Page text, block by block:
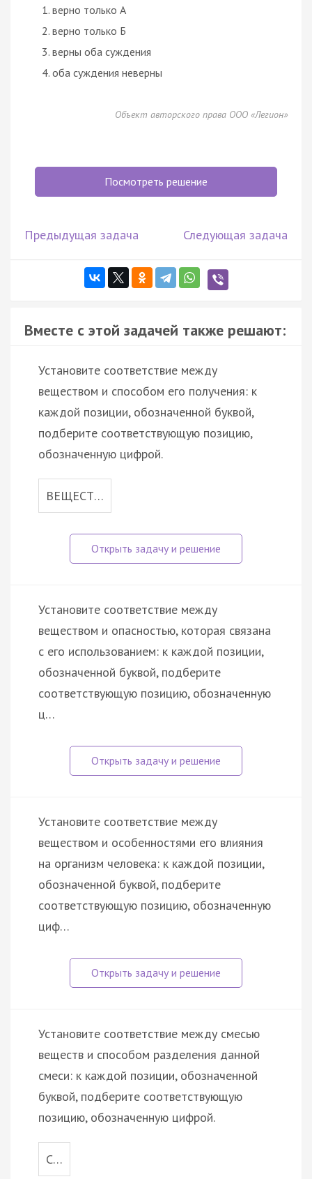
верно только А
верно только Б
верны оба суждения
оба суждения неверны
Объект авторского права ООО «Легион»
Посмотреть решение
Предыдущая задача Следующая задача
Вместе с этой задачей также решают:
Установите соответствие между
веществом и способом его получения: к
каждой позиции, обозначенной буквой,
подберите соответствующую позицию,
обозначенную цифрой.
ВЕЩЕСТ…
Установите соответствие между
веществом и опасностью, которая связана
с его использованием: к каждой позиции,
обозначенной буквой, подберите
соответствующую позицию, обозначенную
ц…
Установите соответствие между
веществом и особенностями его влияния
на организм человека: к каждой позиции,
обозначенной буквой, подберите
соответствующую позицию, обозначенную
циф…
Установите соответствие между смесью
веществ и способом разделения данной
смеси: к каждой позиции, обозначенной
буквой, подберите соответствующую
позицию, обозначенную цифрой.
С…